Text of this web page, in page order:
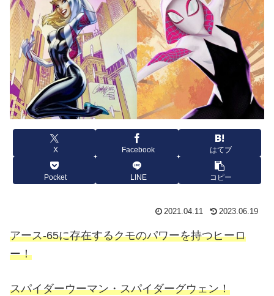
X Facebook はてブ
Pocket LINE コピー
2021.04.11 2023.06.19
アース‐65に存在するクモのパワーを持つヒーロ
ー！
スパイダーウーマン・スパイダーグウェン！